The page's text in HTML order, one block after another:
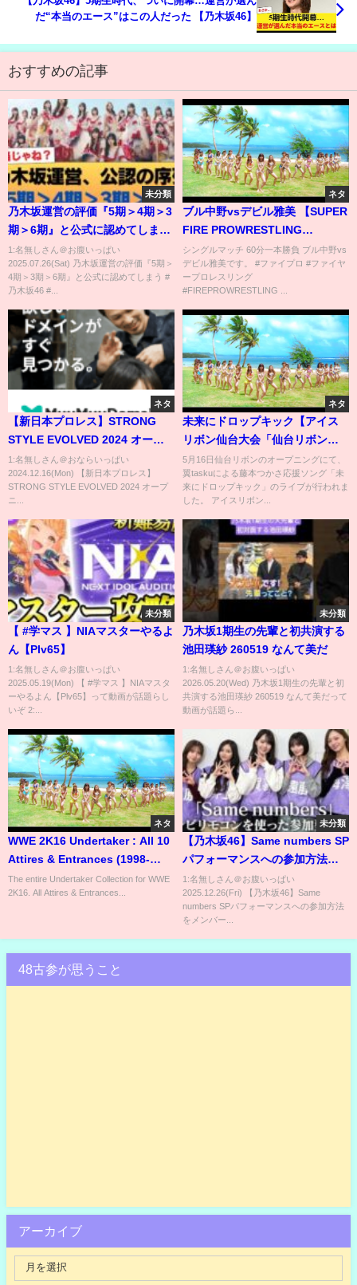
だ“本当のエース”はこの人だった 【乃木坂46】
おすすめの記事
未分類
乃木坂運営の評価『5期＞4期＞3
期＞6期』と公式に認めてしまう
#乃木坂46 #乃木坂46のスター
1:名無しさん＠お腹いっぱい
2025.07.26(Sat) 乃木坂運営の評価『5期＞
4期＞3期＞6期』と公式に認めてしまう #
乃木坂46 #...
ネタ
ブル中野vsデビル雅美 【SUPER
FIRE PROWRESTLING
Queen❜s Special】
シングルマッチ 60分一本勝負 ブル中野vs
デビル雅美です。 #ファイプロ #ファイヤ
ープロレスリング
#FIREPROWRESTLING ...
ネタ
【新日本プロレス】STRONG
STYLE EVOLVED 2024 オープ
ニングV【2024.12.16 ロングビ
ーチ】
1:名無しさん＠おならいっぱい
2024.12.16(Mon) 【新日本プロレス】
STRONG STYLE EVOLVED 2024 オープ
ニ...
ネタ
未来にドロップキック【アイス
リボン仙台大会「仙台リボン
2021」】
5月16日仙台リボンのオープニングにて、
翼taskuによる藤本つかさ応援ソング「未
来にドロップキック」のライブが行われま
した。 アイスリボン...
未分類
【 #学マス 】NIAマスターやるよ
ん【Plv65】
1:名無しさん＠お腹いっぱい
2025.05.19(Mon) 【 #学マス 】NIAマスタ
ーやるよん【Plv65】って動画が話題らし
いぞ 2:...
未分類
乃木坂1期生の先輩と初共演する
池田瑛紗 260519 なんて美だ
1:名無しさん＠お腹いっぱい
2026.05.20(Wed) 乃木坂1期生の先輩と初
共演する池田瑛紗 260519 なんて美だって
動画が話題ら...
ネタ
WWE 2K16 Undertaker : All 10
Attires & Entrances (1998-
2015)
The entire Undertaker Collection for WWE
2K16. All Attires & Entrances...
未分類
【乃木坂46】Same numbers SP
パフォーマンスへの参加方法を
メンバーが解説✨｜ #NHK紅白｜
紅白歌合戦｜NHK
1:名無しさん＠お腹いっぱい
2025.12.26(Fri) 【乃木坂46】Same
numbers SPパフォーマンスへの参加方法
をメンバー...
48古参が思うこと
アーカイブ